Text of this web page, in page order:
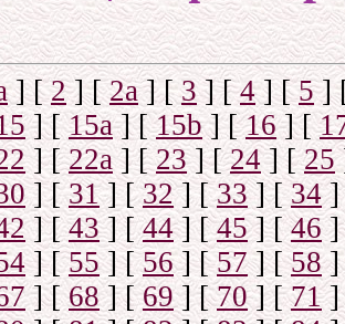
] [2] [2а] [3] [4] [5]
] [15a] [15b] [16] [
] [22a] [23] [24] [25
] [31] [32] [33] [34]
] [43] [44] [45] [46]
] [55] [56] [57] [58]
] [68] [69] [70] [71]